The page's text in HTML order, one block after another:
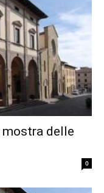
mostra delle
0